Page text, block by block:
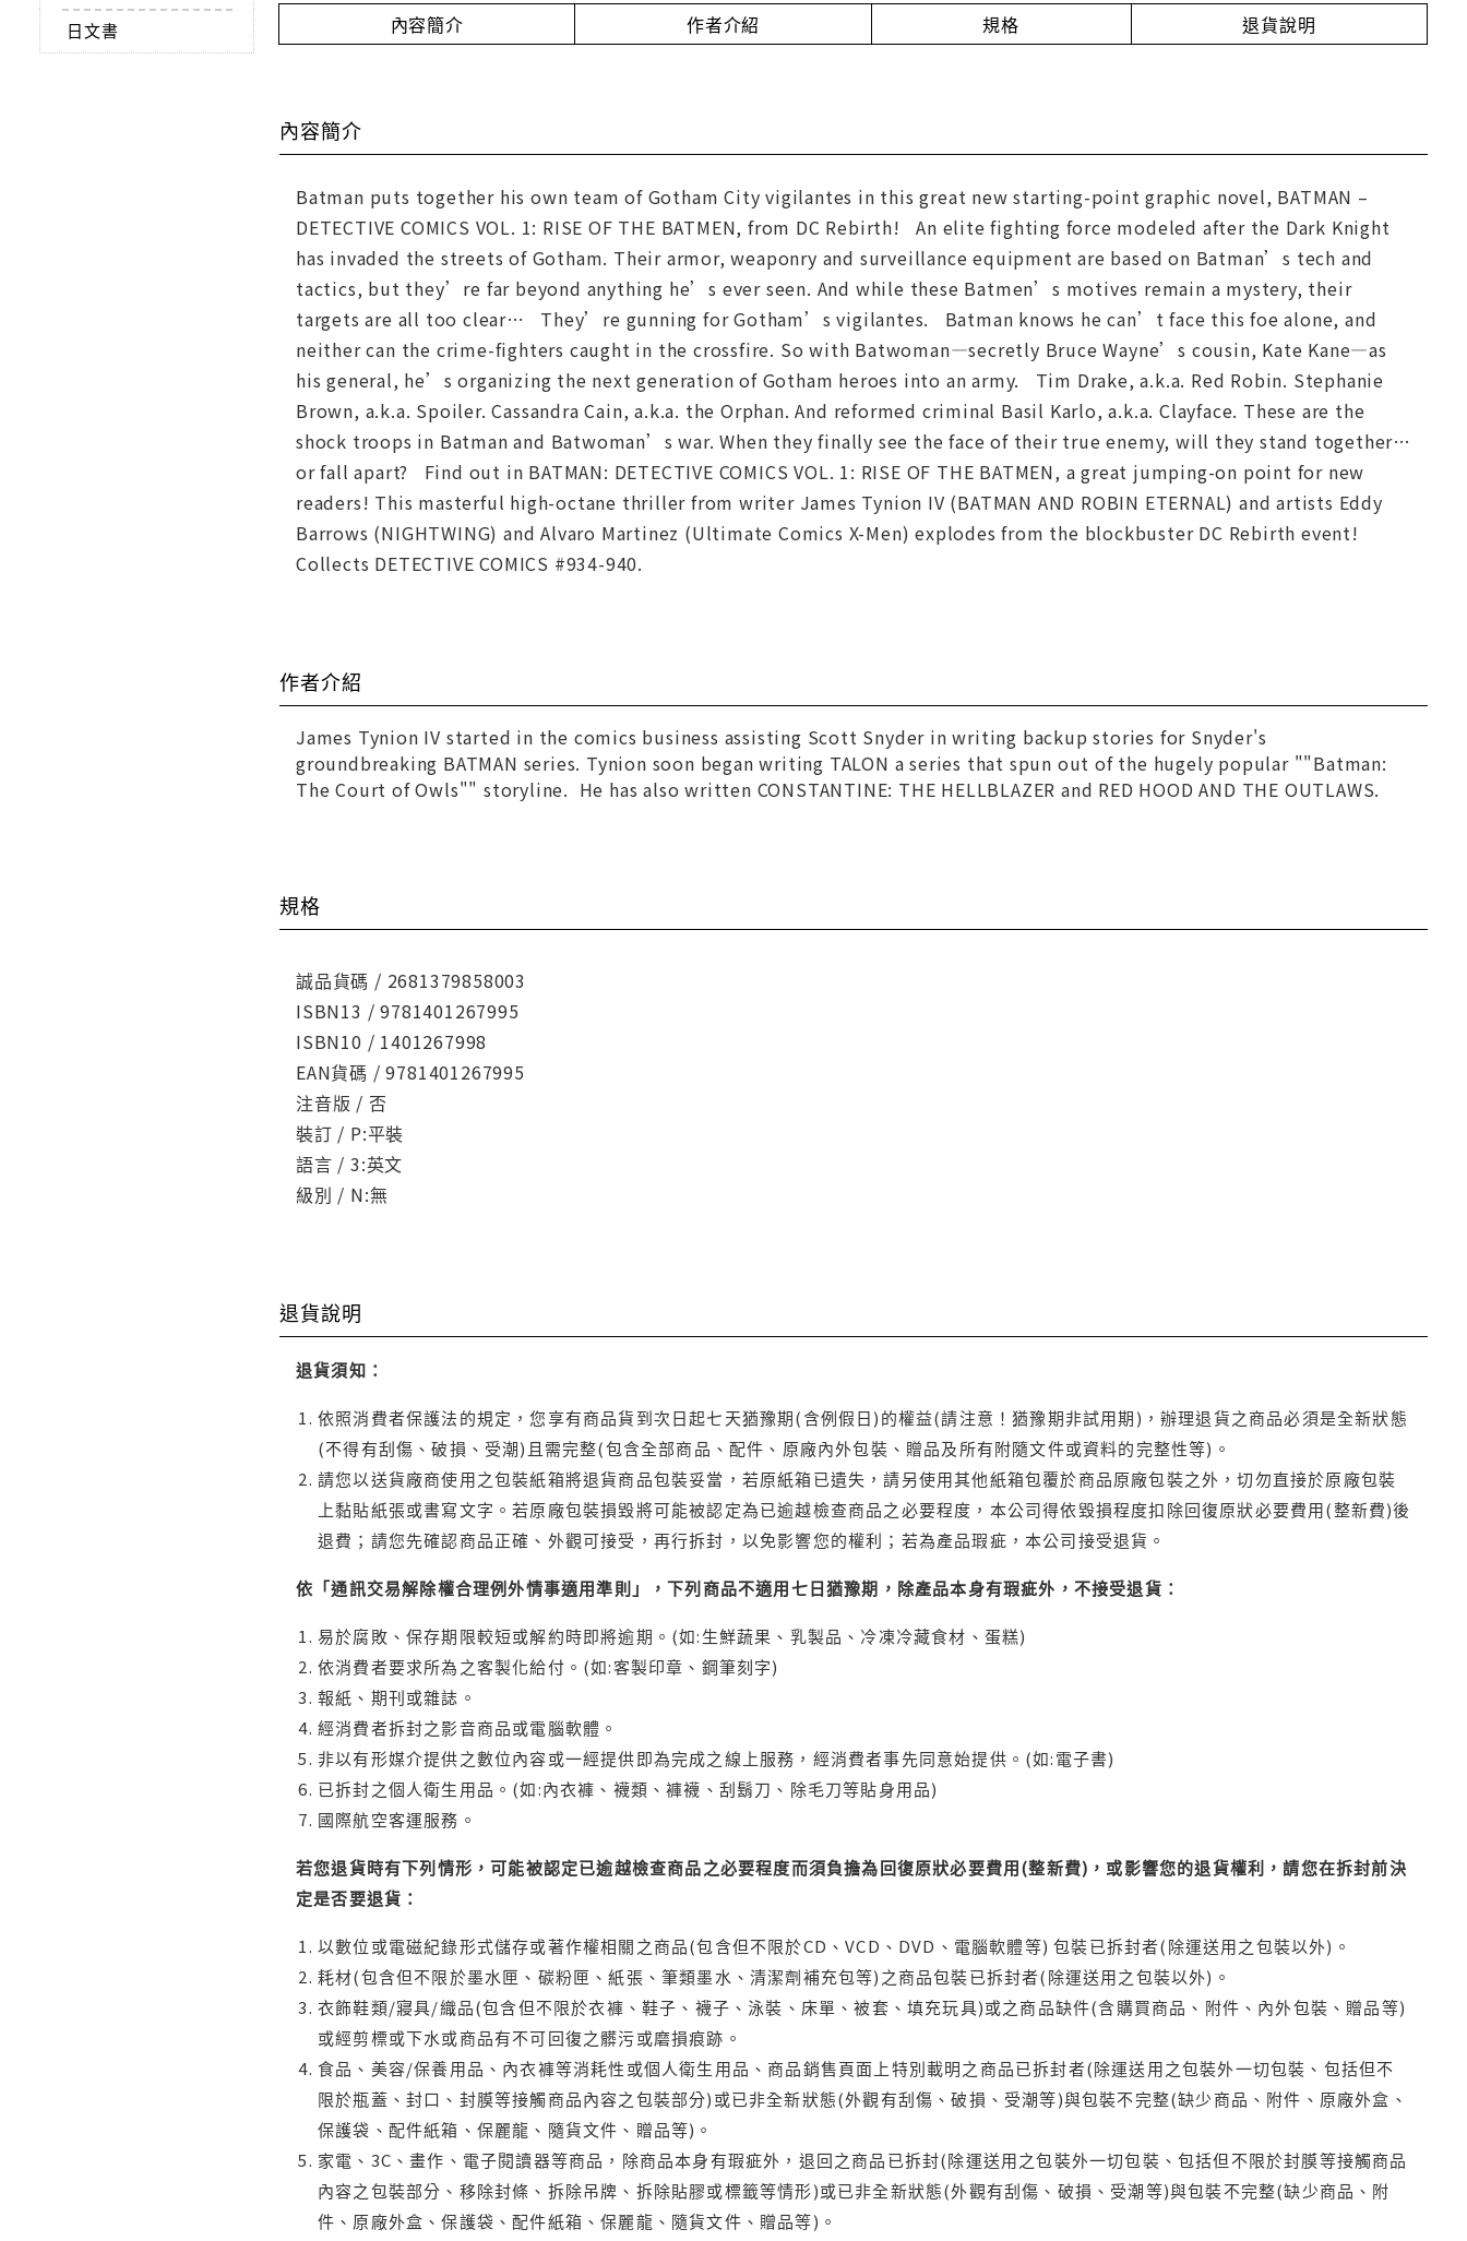
日文書
內容簡介 作者介紹 規格 退貨說明
內容簡介
Batman puts together his own team of Gotham City vigilantes in this great new starting-point graphic novel, BATMAN –
DETECTIVE COMICS VOL. 1: RISE OF THE BATMEN, from DC Rebirth! An elite fighting force modeled after the Dark Knight
has invaded the streets of Gotham. Their armor, weaponry and surveillance equipment are based on Batman’s tech and
tactics, but they’re far beyond anything he’s ever seen. And while these Batmen’s motives remain a mystery, their
targets are all too clear… They’re gunning for Gotham’s vigilantes. Batman knows he can’t face this foe alone, and
neither can the crime-fighters caught in the crossfire. So with Batwoman—secretly Bruce Wayne’s cousin, Kate Kane—as
his general, he’s organizing the next generation of Gotham heroes into an army. Tim Drake, a.k.a. Red Robin. Stephanie
Brown, a.k.a. Spoiler. Cassandra Cain, a.k.a. the Orphan. And reformed criminal Basil Karlo, a.k.a. Clayface. These are the
shock troops in Batman and Batwoman’s war. When they finally see the face of their true enemy, will they stand together…
or fall apart? Find out in BATMAN: DETECTIVE COMICS VOL. 1: RISE OF THE BATMEN, a great jumping-on point for new
readers! This masterful high-octane thriller from writer James Tynion IV (BATMAN AND ROBIN ETERNAL) and artists Eddy
Barrows (NIGHTWING) and Alvaro Martinez (Ultimate Comics X-Men) explodes from the blockbuster DC Rebirth event!
Collects DETECTIVE COMICS #934-940.
作者介紹
James Tynion IV started in the comics business assisting Scott Snyder in writing backup stories for Snyder's
groundbreaking BATMAN series. Tynion soon began writing TALON a series that spun out of the hugely popular ""Batman:
The Court of Owls"" storyline. He has also written CONSTANTINE: THE HELLBLAZER and RED HOOD AND THE OUTLAWS.
規格
誠品貨碼 / 2681379858003
ISBN13 / 9781401267995
ISBN10 / 1401267998
EAN貨碼 / 9781401267995
注音版 / 否
裝訂 / P:平裝
語言 / 3:英文
級別 / N:無
退貨說明
退貨須知：
依照消費者保護法的規定，您享有商品貨到次日起七天猶豫期(含例假日)的權益(請注意！猶豫期非試用期)，辦理退貨之商品必須是全新狀態
(不得有刮傷、破損、受潮)且需完整(包含全部商品、配件、原廠內外包裝、贈品及所有附隨文件或資料的完整性等)。
請您以送貨廠商使用之包裝紙箱將退貨商品包裝妥當，若原紙箱已遺失，請另使用其他紙箱包覆於商品原廠包裝之外，切勿直接於原廠包裝
上黏貼紙張或書寫文字。若原廠包裝損毀將可能被認定為已逾越檢查商品之必要程度，本公司得依毀損程度扣除回復原狀必要費用(整新費)後
退費；請您先確認商品正確、外觀可接受，再行拆封，以免影響您的權利；若為產品瑕疵，本公司接受退貨。
依「通訊交易解除權合理例外情事適用準則」，下列商品不適用七日猶豫期，除產品本身有瑕疵外，不接受退貨：
易於腐敗、保存期限較短或解約時即將逾期。(如:生鮮蔬果、乳製品、冷凍冷藏食材、蛋糕)
依消費者要求所為之客製化給付。(如:客製印章、鋼筆刻字)
報紙、期刊或雜誌。
經消費者拆封之影音商品或電腦軟體。
非以有形媒介提供之數位內容或一經提供即為完成之線上服務，經消費者事先同意始提供。(如:電子書)
已拆封之個人衛生用品。(如:內衣褲、襪類、褲襪、刮鬍刀、除毛刀等貼身用品)
國際航空客運服務。
若您退貨時有下列情形，可能被認定已逾越檢查商品之必要程度而須負擔為回復原狀必要費用(整新費)，或影響您的退貨權利，請您在拆封前決
定是否要退貨：
以數位或電磁紀錄形式儲存或著作權相關之商品(包含但不限於CD、VCD、DVD、電腦軟體等) 包裝已拆封者(除運送用之包裝以外)。
耗材(包含但不限於墨水匣、碳粉匣、紙張、筆類墨水、清潔劑補充包等)之商品包裝已拆封者(除運送用之包裝以外)。
衣飾鞋類/寢具/織品(包含但不限於衣褲、鞋子、襪子、泳裝、床單、被套、填充玩具)或之商品缺件(含購買商品、附件、內外包裝、贈品等)
或經剪標或下水或商品有不可回復之髒污或磨損痕跡。
食品、美容/保養用品、內衣褲等消耗性或個人衛生用品、商品銷售頁面上特別載明之商品已拆封者(除運送用之包裝外一切包裝、包括但不
限於瓶蓋、封口、封膜等接觸商品內容之包裝部分)或已非全新狀態(外觀有刮傷、破損、受潮等)與包裝不完整(缺少商品、附件、原廠外盒、
保護袋、配件紙箱、保麗龍、隨貨文件、贈品等)。
家電、3C、畫作、電子閱讀器等商品，除商品本身有瑕疵外，退回之商品已拆封(除運送用之包裝外一切包裝、包括但不限於封膜等接觸商品
內容之包裝部分、移除封條、拆除吊牌、拆除貼膠或標籤等情形)或已非全新狀態(外觀有刮傷、破損、受潮等)與包裝不完整(缺少商品、附
件、原廠外盒、保護袋、配件紙箱、保麗龍、隨貨文件、贈品等)。